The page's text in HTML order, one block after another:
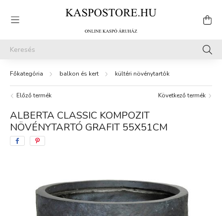
balkon és kert kültéri növénytartók
Előző termék Következő termék
ALBERTA CLASSIC KOMPOZIT
NÖVÉNYTARTÓ GRAFIT 55X51CM